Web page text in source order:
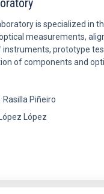
is specialized in
measurements,
prototype
of components and
Rasilla Piñeiro
López